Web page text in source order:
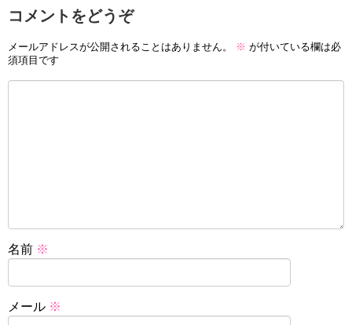
コメントをどうぞ
メールアドレスが公開されることはありません。 ※ が付いている欄は必
須項目です
名前 ※
メール ※